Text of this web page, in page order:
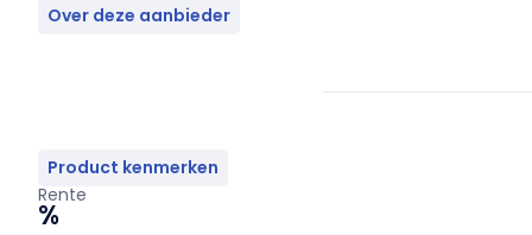
Over deze aanbieder
Product kenmerken
Rente
%